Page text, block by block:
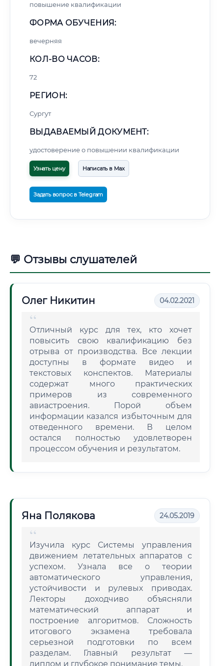
повышение квалификации
ФОРМА ОБУЧЕНИЯ:
вечерняя
КОЛ-ВО ЧАСОВ:
72
РЕГИОН:
Сургут
ВЫДАВАЕМЫЙ ДОКУМЕНТ:
удостоверение о повышении квалификации
Узнать цену Написать в Max
Задать вопрос в Telegram
💬 Отзывы слушателей
Олег Никитин 04.02.2021
Отличный курс для тех, кто хочет
повысить свою квалификацию без
отрыва от производства. Все лекции
доступны в формате видео и
текстовых конспектов. Материалы
содержат много практических
примеров из современного
авиастроения. Порой объем
информации казался избыточным для
отведенного времени. В целом
остался полностью удовлетворен
процессом обучения и результатом.
Яна Полякова 24.05.2019
Изучила курс Системы управления
движением летательных аппаратов с
успехом. Узнала все о теории
автоматического управления,
устойчивости и рулевых приводах.
Лекторы доходчиво объясняли
математический аппарат и
построение алгоритмов. Сложность
итогового экзамена требовала
серьезной подготовки по всем
разделам. Главный результат —
диплом и глубокое понимание темы.